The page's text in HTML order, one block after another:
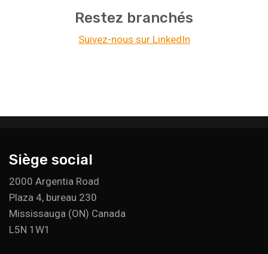
Restez branchés
Suivez-nous sur LinkedIn
Siège social
2000 Argentia Road
Plaza 4, bureau 230
Mississauga (ON) Canada
L5N 1W1